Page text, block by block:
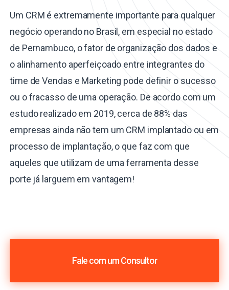
Um CRM é extremamente importante para qualquer
negócio operando no Brasil, em especial no estado
de Pernambuco, o fator de organização dos dados e
o alinhamento aperfeiçoado entre integrantes do
time de Vendas e Marketing pode definir o sucesso
ou o fracasso de uma operação. De acordo com um
estudo realizado em 2019, cerca de 88% das
empresas ainda não tem um CRM implantado ou em
processo de implantação, o que faz com que
aqueles que utilizam de uma ferramenta desse
porte já larguem em vantagem!
Fale com um Consultor